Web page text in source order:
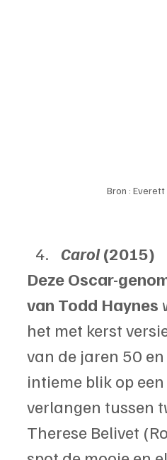
Bron :
Carol (2015)
Deze Oscar-
van Todd Haynes
het met kerst
van de jaren 50
intieme blik op
verlangen tussen
Therese Belivet